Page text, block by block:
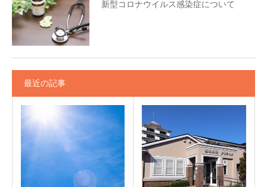
新型コロナウイルス感染症について
最近の記事